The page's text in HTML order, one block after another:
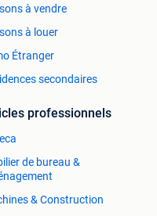
à vendre
à louer
Étranger
secondaires
professionnels
de bureau &
& Construction